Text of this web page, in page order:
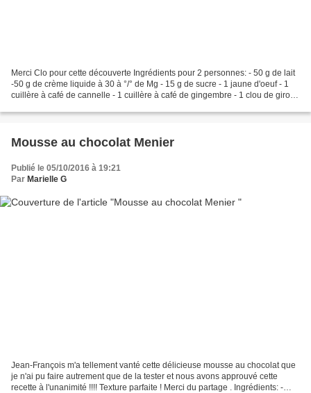
Merci Clo pour cette découverte Ingrédients pour 2 personnes: - 50 g de lait
-50 g de crème liquide à 30 à °/° de Mg - 15 g de sucre - 1 jaune d'oeuf - 1
cuillère à café de cannelle - 1 cuillère à café de gingembre - 1 clou de girofle
Mousse au chocolat Menier
Publié le 05/10/2016 à 19:21
Par Marielle G
Jean-François m'a tellement vanté cette délicieuse mousse au chocolat que
je n'ai pu faire autrement que de la tester et nous avons approuvé cette
recette à l'unanimité !!!! Texture parfaite ! Merci du partage . Ingrédients: -